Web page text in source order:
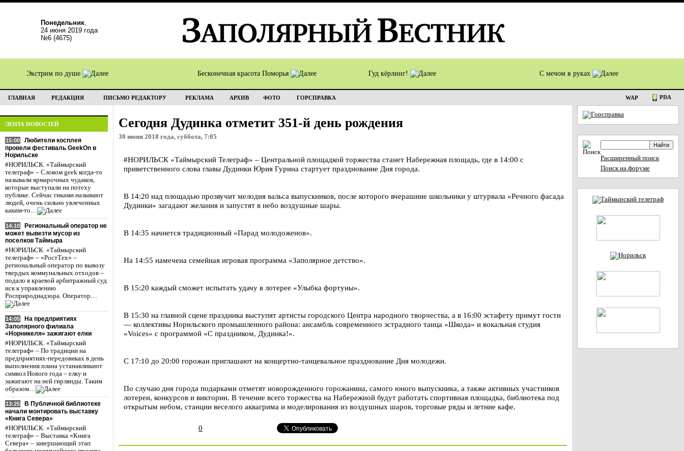
Понедельник,
24 июня 2019 года
№6 (4675)
Экстрим по душе Бесконечная красота Поморья Гуд кёрлинг! С мечом в руках
ГЛАВНАЯ РЕДАКЦИЯ ПИСЬМО РЕДАКТОРУ РЕКЛАМА АРХИВ ФОТО ГОРСПРАВКА WAP PDA
ЛЕНТА НОВОСТЕЙ
15:00
Любители косплея
провели фестиваль GeekOn в
Норильске
#НОРИЛЬСК. «Таймырский
телеграф» – Словом geek когда-то
называли ярмарочных чудаков,
которые выступали на потеху
публике. Сейчас гиками называют
людей, очень сильно увлеченных
каким-то…
14:10
Региональный оператор не
может вывезти мусор из
поселков Таймыра
#НОРИЛЬСК. «Таймырский
телеграф» – «РостТех» –
региональный оператор по вывозу
твердых коммунальных отходов –
подало в краевой арбитражный суд
иск к управлению
Росприроднадзора. Оператор…
14:05
На предприятиях
Заполярного филиала
«Норникеля» зажигают елки
#НОРИЛЬСК. «Таймырский
телеграф» – По традиции на
предприятиях-передовиках в день
выполнения плана устанавливают
символ Нового года – елку и
зажигают на ней гирлянды. Таким
образом…
13:25
В Публичной библиотеке
начали монтировать выставку
«Книга Севера»
#НОРИЛЬСК. «Таймырский
телеграф» – Выставка «Книга
Севера» – завершающий этап
Сегодня Дудинка отметит 351-й день рождения
30 июня 2018 года, суббота, 7:05
#НОРИЛЬСК «Таймырский Телеграф» – Центральной площадкой торжества станет Набережная площадь, где в 14:00 с
приветственного слова главы Дудинки Юрия Гурина стартует празднование Дня города.
В 14:20 над площадью прозвучит мелодия вальса выпускников, после которого вчерашние школьники у штурвала «Речного фасада
Дудинки» загадают желания и запустят в небо воздушные шары.
В 14:35 начнется традиционный «Парад молодоженов».
На 14:55 намечена семейная игровая программа «Заполярное детство».
В 15:20 каждый сможет испытать удачу в лотерее «Улыбка фортуны».
В 15:30 на главной сцене праздника выступят артисты городского Центра народного творчества, а в 16:00 эстафету примут гости
— коллективы Норильского промышленного района: ансамбль современного эстрадного танца «Шкода» и вокальная студия
«Voices» с программой «С праздником, Дудинка!».
С 17:10 до 20:00 горожан приглашают на концертно-танцевальное празднование Дня молодежи.
По случаю дня города подарками отметят новорожденного горожанина, самого юного выпускника, а также активных участников
лотереи, конкурсов и викторин. В течение всего торжества на Набережной будут работать спортивная площадка, библиотека под
открытым небом, станции веселого аквагрима и моделирования из воздушных шаров, торговые ряды и летние кафе.
0
Расширенный поиск
Поиск на форуме